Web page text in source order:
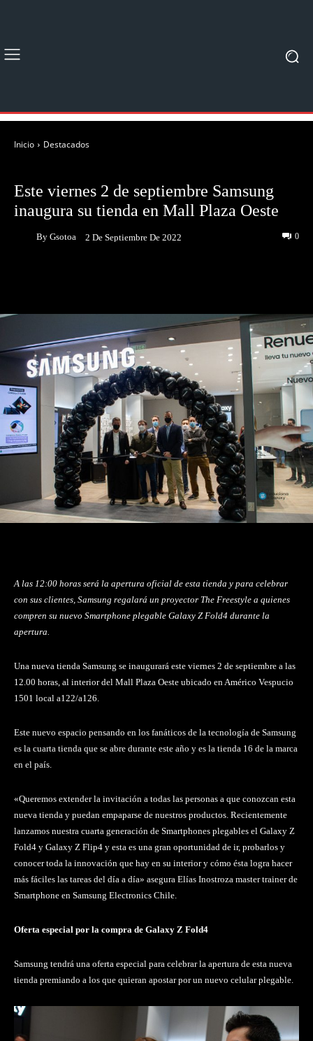
Inicio Destacados
Este viernes 2 de septiembre Samsung
inaugura su tienda en Mall Plaza Oeste
By Gsotoa 2 De Septiembre De 2022 0
A las 12:00 horas será la apertura oficial de esta tienda y para celebrar
con sus clientes, Samsung regalará un proyector The Freestyle a quienes
compren su nuevo Smartphone plegable Galaxy Z Fold4 durante la
apertura.
Una nueva tienda Samsung se inaugurará este viernes 2 de septiembre a las
12.00 horas, al interior del Mall Plaza Oeste ubicado en Américo Vespucio
1501 local a122/a126.
Este nuevo espacio pensando en los fanáticos de la tecnología de Samsung
es la cuarta tienda que se abre durante este año y es la tienda 16 de la marca
en el país.
«Queremos extender la invitación a todas las personas a que conozcan esta
nueva tienda y puedan empaparse de nuestros productos. Recientemente
lanzamos nuestra cuarta generación de Smartphones plegables el Galaxy Z
Fold4 y Galaxy Z Flip4 y esta es una gran oportunidad de ir, probarlos y
conocer toda la innovación que hay en su interior y cómo ésta logra hacer
más fáciles las tareas del día a día» asegura Elías Inostroza master trainer de
Smartphone en Samsung Electronics Chile.
Oferta especial por la compra de Galaxy Z Fold4
Samsung tendrá una oferta especial para celebrar la apertura de esta nueva
tienda premiando a los que quieran apostar por un nuevo celular plegable.